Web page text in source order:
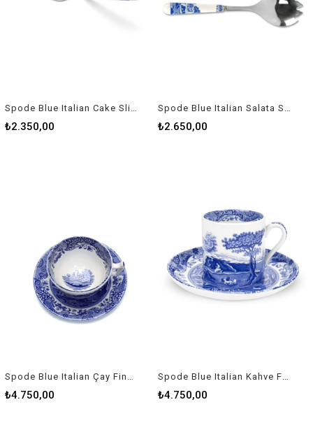
₺2.350,00 ₺2.650,00
Spode Blue Italian Çay Fincan + Tabağı
₺4.750,00
Spode Blue Italian Kahve Fincan+Tabağı Rw Blı 1200
₺4.750,00